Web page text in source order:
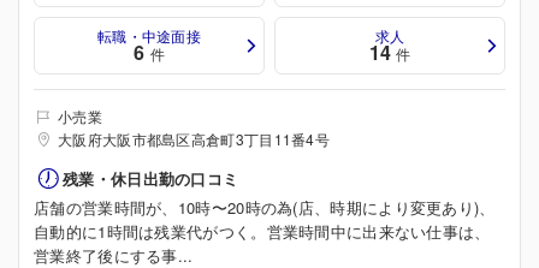
転職・中途面接
6 件
求人
14 件
小売業
大阪府大阪市都島区高倉町3丁目11番4号
残業・休日出勤の口コミ
店舗の営業時間が、10時〜20時の為(店、時期により変更あり)、
自動的に1時間は残業代がつく。営業時間中に出来ない仕事は、
営業終了後にする事...